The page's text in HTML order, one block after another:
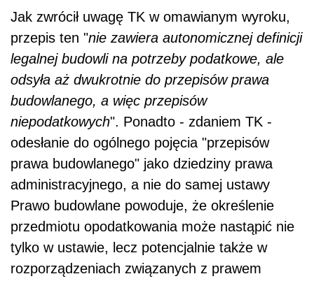
Jak zwrócił uwagę TK w omawianym wyroku,
przepis ten "nie zawiera autonomicznej definicji
legalnej budowli na potrzeby podatkowe, ale
odsyła aż dwukrotnie do przepisów prawa
budowlanego, a więc przepisów
niepodatkowych". Ponadto - zdaniem TK -
odesłanie do ogólnego pojęcia "przepisów
prawa budowlanego" jako dziedziny prawa
administracyjnego, a nie do samej ustawy
Prawo budowlane powoduje, że określenie
przedmiotu opodatkowania może nastąpić nie
tylko w ustawie, lecz potencjalnie także w
rozporządzeniach związanych z prawem